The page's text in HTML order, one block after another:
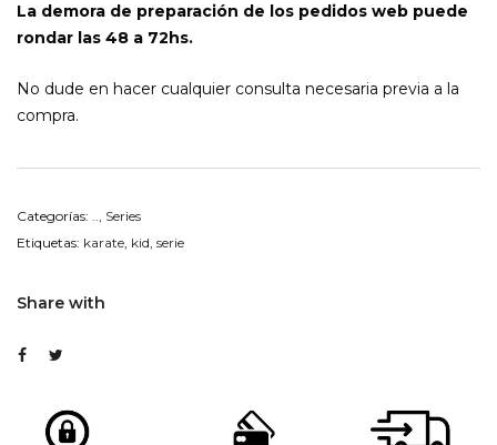
La demora de preparación de los pedidos web puede
rondar las 48 a 72hs.
No dude en hacer cualquier consulta necesaria previa a la
compra.
Categorías: .., Series
Etiquetas: karate, kid, serie
Share with